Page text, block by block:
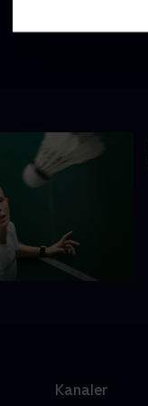
Kanaler